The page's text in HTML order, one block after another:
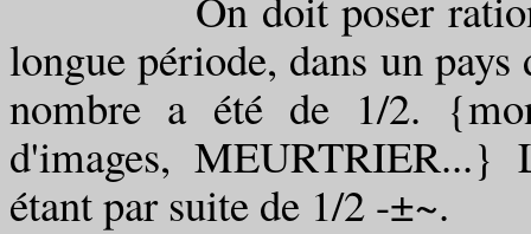
longue période, dans un
nombre a été de 1/2.
d'images,
étant par suite de 1/2 -±~.